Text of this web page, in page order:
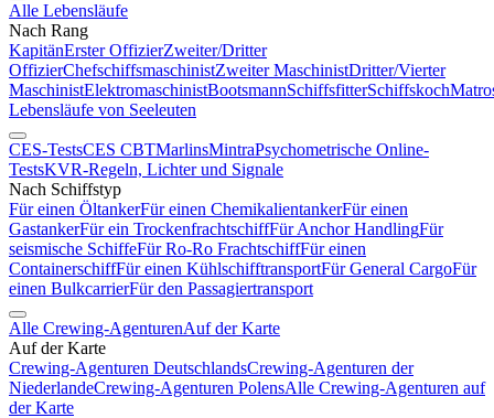
Alle Lebensläufe
Nach Rang
KapitänErster OffizierZweiter/Dritter
OffizierChefschiffsmaschinistZweiter MaschinistDritter/Vierter
MaschinistElektromaschinistBootsmannSchiffsfitterSchiffskoch
Lebensläufe von Seeleuten
CES-TestsCES CBTMarlinsMintraPsychometrische Online-
TestsKVR-Regeln, Lichter und Signale
Nach Schiffstyp
Für einen ÖltankerFür einen ChemikalientankerFür einen
GastankerFür ein TrockenfrachtschiffFür Anchor HandlingFür
seismische SchiffeFür Ro-Ro FrachtschiffFür einen
ContainerschiffFür einen KühlschifftransportFür General CargoFür
einen BulkcarrierFür den Passagiertransport
Alle Crewing-AgenturenAuf der Karte
Auf der Karte
Crewing-Agenturen DeutschlandsCrewing-Agenturen der
NiederlandeCrewing-Agenturen PolensAlle Crewing-Agenturen auf
der Karte